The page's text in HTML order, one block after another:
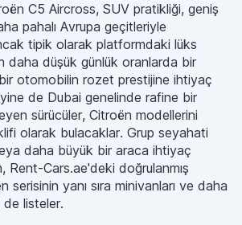
C5 Aircross, SUV pratikliği, geniş
pahalı Avrupa geçitleriyle
tipik olarak platformdaki lüks
daha düşük günlük oranlarda bir
otomobilin rozet prestijine ihtiyaç
de Dubai genelinde rafine bir
sürücüler, Citroën modellerini
olarak bulacaklar. Grup seyahati
daha büyük bir araca ihtiyaç
Rent-Cars.ae'deki doğrulanmış
serisinin yanı sıra minivanları ve daha
listeler.